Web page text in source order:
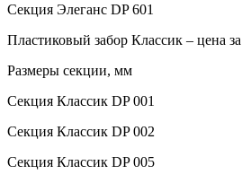
Секция Элеганс DP 601
Пластиковый забор Классик – цена
Размеры секции, мм
Секция Классик DP 001
Секция Классик DP 002
Секция Классик DP 005